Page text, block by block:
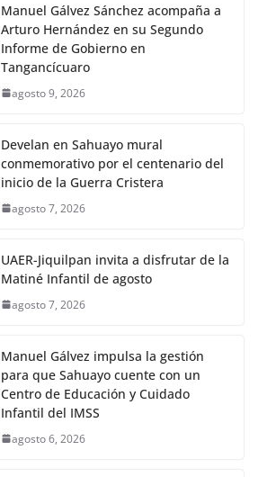
Manuel Gálvez Sánchez acompaña a
Arturo Hernández en su Segundo
Informe de Gobierno en
Tangancícuaro
agosto 9, 2026
Develan en Sahuayo mural
conmemorativo por el centenario del
inicio de la Guerra Cristera
agosto 7, 2026
UAER-Jiquilpan invita a disfrutar de la
Matiné Infantil de agosto
agosto 7, 2026
Manuel Gálvez impulsa la gestión
para que Sahuayo cuente con un
Centro de Educación y Cuidado
Infantil del IMSS
agosto 6, 2026